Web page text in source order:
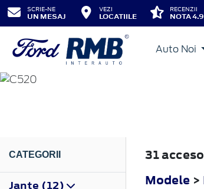
SCRIE-NE
UN MESAJ
VEZI
LOCATIILE
RECENZII
NOTA
Auto Noi
KUGA
CATEGORII
Jante (12)
31
Modele >